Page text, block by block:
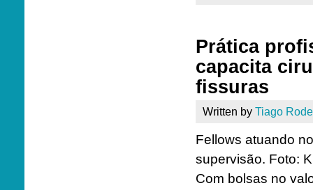
Prática
capacita
fissuras
Written by Tiago
Fellows atuando
supervisão. Foto:
Com bolsas no